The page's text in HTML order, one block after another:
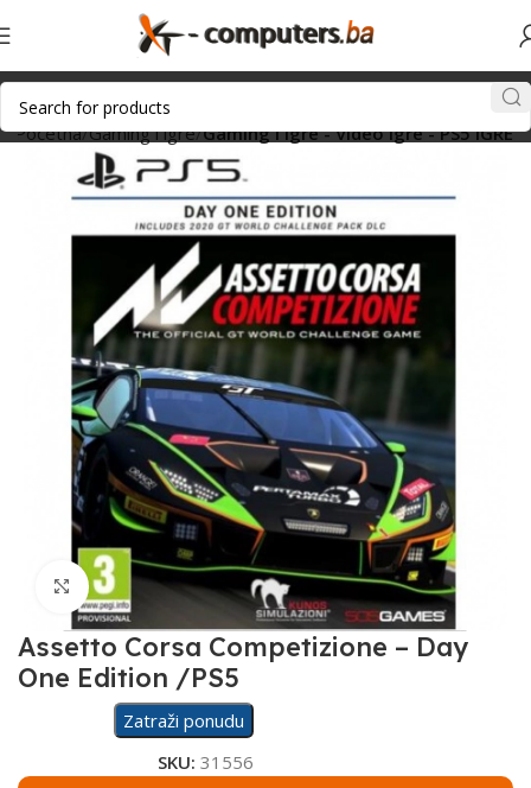
Početna Gaming i igre Gaming i igre - Video igre - PS5 IGRE
Click to enlarge
Assetto Corsa Competizione – Day
One Edition /PS5
Zatraži ponudu
SKU: 31556